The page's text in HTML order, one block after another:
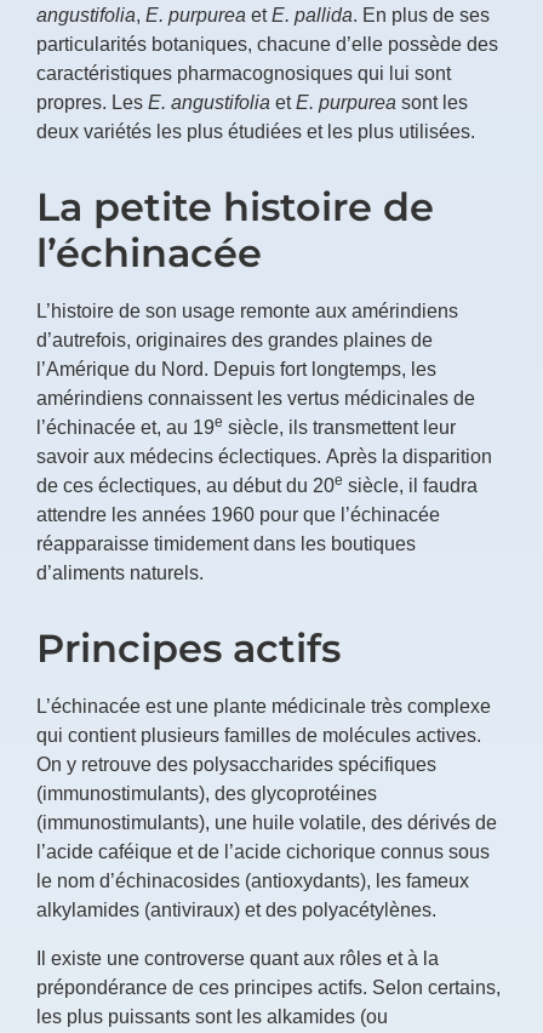
angustifolia, E. purpureaetE. pallida. En plus de ses
particularités botaniques, chacune d’elle possède des
caractéristiques pharmacognosiques qui lui sont
propres. LesE. angustifoliaetE. purpureasont les
deux variétés les plus étudiées et les plus utilisées.
La petite histoire de
l’échinacée
L’histoire de son usage remonte aux amérindiens
d’autrefois, originaires des grandes plaines de
l’Amérique du Nord. Depuis fort longtemps, les
amérindiens connaissent les vertus médicinales de
l’échinacée et, au 19e siècle, ils transmettent leur
savoir aux médecins éclectiques. Après la disparition
de ces éclectiques, au début du 20e siècle, il faudra
attendre les années 1960 pour que l’échinacée
réapparaisse timidement dans les boutiques
d’aliments naturels.
Principes actifs
L’échinacée est une plante médicinale très complexe
qui contient plusieurs familles de molécules actives.
On y retrouve des polysaccharides spécifiques
(immunostimulants), des glycoprotéines
(immunostimulants), une huile volatile, des dérivés de
l’acide caféique et de l’acide cichorique connus sous
le nom d’échinacosides (antioxydants), les fameux
alkylamides (antiviraux) et des polyacétylènes.
Il existe une controverse quant aux rôles et à la
prépondérance de ces principes actifs. Selon certains,
les plus puissants sont les alkamides (ou